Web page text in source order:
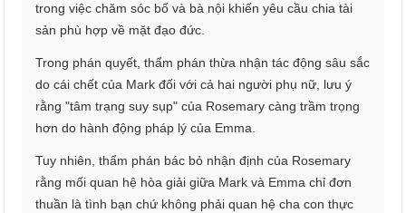
trong việc chăm sóc bố và bà nội khiến yêu cầu chia tài
sản phù hợp về mặt đạo đức.
Trong phán quyết, thẩm phán thừa nhận tác động sâu sắc
do cái chết của Mark đối với cả hai người phụ nữ, lưu ý
rằng "tâm trạng suy sụp" của Rosemary càng trầm trọng
hơn do hành động pháp lý của Emma.
Tuy nhiên, thẩm phán bác bỏ nhận định của Rosemary
rằng mối quan hệ hòa giải giữa Mark và Emma chỉ đơn
thuần là tình bạn chứ không phải quan hệ cha con thực